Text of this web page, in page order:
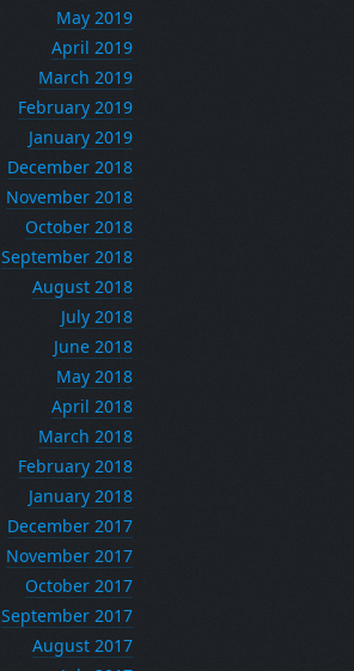
May 2019
April 2019
March 2019
February 2019
January 2019
December 2018
November 2018
October 2018
September 2018
August 2018
July 2018
June 2018
May 2018
April 2018
March 2018
February 2018
January 2018
December 2017
November 2017
October 2017
September 2017
August 2017